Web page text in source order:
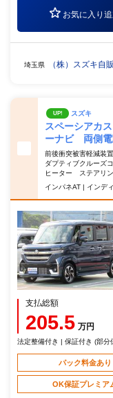
お気に入り
埼玉県 （株）スズキ
UP! スズキ
スペーシアカ
ーナビ 両側電
前後衝突被害軽減
ダプティブクルーズ
ヒーター ステアリ
インパネAT | インデ
支払総額
205.5 万円
法定整備付き | 保証付き (部
パック料金あり
OK保証プレミア